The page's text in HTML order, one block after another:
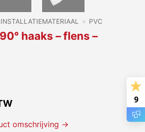
INSTALLATIEMATERIAAL » PVC
haaks – flens –
omschrijving →
9